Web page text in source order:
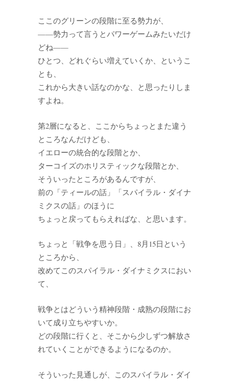
ここのグリーンの段階に至る勢力が、
——勢力って言うとパワーゲームみたいだけ
どね——
ひとつ、どれぐらい増えていくか、というこ
とも、
これから大きい話なのかな、と思ったりしま
すよね。
第2層になると、ここからちょっとまた違う
ところなんだけども、
イエローの統合的な段階とか、
ターコイズのホリスティックな段階とか、
そういったところがあるんですが、
前の「ティールの話」「スパイラル・ダイナ
ミクスの話」のほうに
ちょっと戻ってもらえればな、と思います。
ちょっと「戦争を思う日」、8月15日という
ところから、
改めてこのスパイラル・ダイナミクスにおい
て、
戦争とはどういう精神段階・成熟の段階にお
いて成り立ちやすいか。
どの段階に行くと、そこから少しずつ解放さ
れていくことができるようになるのか。
そういった見通しが、このスパイラル・ダイ